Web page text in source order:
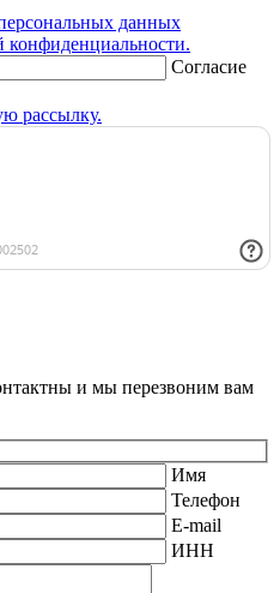
данных
конфиденциальности.
Согласие
рассылку.
и мы перезвоним вам
Имя
Телефон
E-mail
ИНН